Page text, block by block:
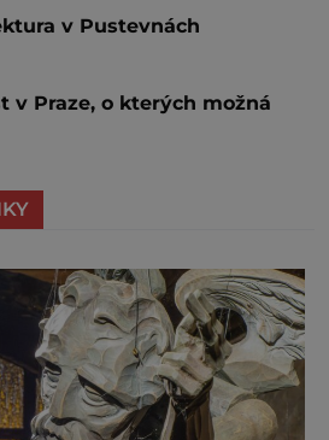
v Pustevnách
v Praze, o kterých možná